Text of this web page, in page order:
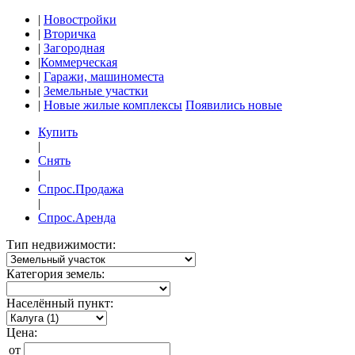
| Новостройки
| Вторичка
| Загородная
|Коммерческая
| Гаражи, машиноместа
| Земельные участки
| Новые жилые комплексы Появились новые
Купить
|
Снять
|
Спрос.Продажа
|
Спрос.Аренда
Тип недвижимости:
Категория земель:
Населённый пункт:
Цена:
от